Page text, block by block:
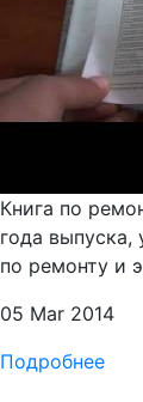
Книга по
года выпуска,
по ремонту и
05 Mar 2014
Подробнее